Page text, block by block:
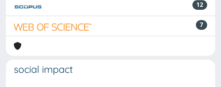
12
7
social impact